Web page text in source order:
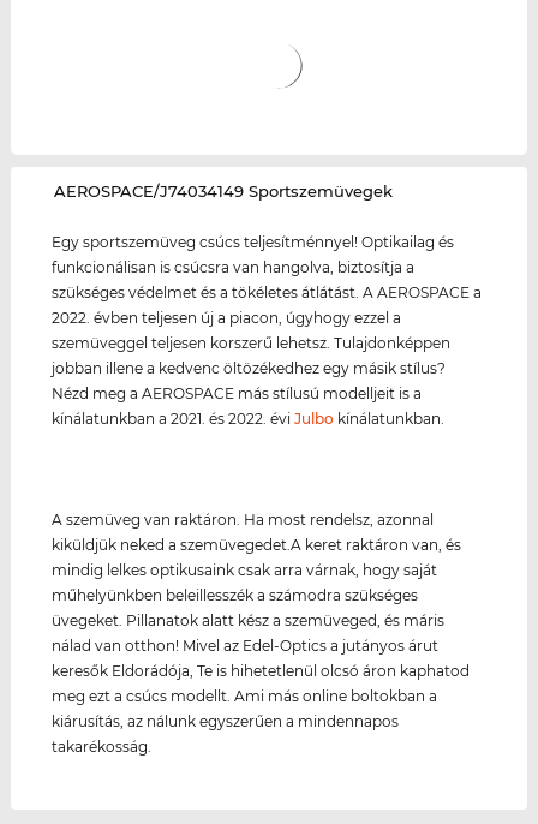
‌AEROSPACE/J74034149 Sportszemüvegek
Egy sportszemüveg csúcs teljesítménnyel! Optikailag és
funkcionálisan is csúcsra van hangolva, biztosítja a
szükséges védelmet és a tökéletes átlátást. A AEROSPACE a
2022. évben teljesen új a piacon, úgyhogy ezzel a
szemüveggel teljesen korszerű lehetsz. Tulajdonképpen
jobban illene a kedvenc öltözékedhez egy másik stílus?
Nézd meg a AEROSPACE más stílusú modelljeit is a
kínálatunkban a 2021. és 2022. éviJulbo kínálatunkban.
A szemüveg van raktáron. Ha most rendelsz, azonnal
kiküldjük neked a szemüvegedet.A keret raktáron van, és
mindig lelkes optikusaink csak arra várnak, hogy saját
műhelyünkben beleillesszék a számodra szükséges
üvegeket. Pillanatok alatt kész a szemüveged, és máris
nálad van otthon! Mivel az Edel-Optics a jutányos árut
keresők Eldorádója, Te is hihetetlenül olcsó áron kaphatod
meg ezt a csúcs modellt. Ami más online boltokban a
kiárusítás, az nálunk egyszerűen a mindennapos
takarékosság.